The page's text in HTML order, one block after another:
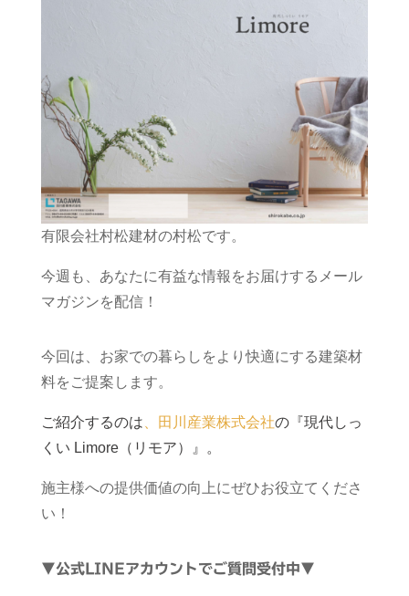
有限会社村松建材の村松です。
今週も、あなたに有益な情報をお届けするメール
マガジンを配信！
今回は、お家での暮らしをより快適にする建築材
料をご提案します。
ご紹介するのは 、田川産業株式会社の『現代しっ
くい Limore（リモア）』。
施主様への提供価値の向上にぜひお役立てくださ
い！
▼公式LINEアカウントでご質問受付中▼